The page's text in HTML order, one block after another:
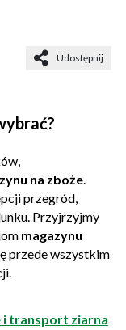
Udostępnij
na zboże.
przegród,
Przyjrzyjmy
magazynu
przede wszystkim
i transport ziarna